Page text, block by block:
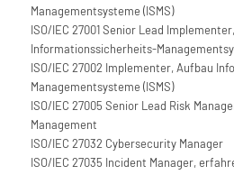
Managementsysteme (ISMS)
ISO/IEC 27001 Senior Lead
Informationssicherheits-
ISO/IEC 27002 Implementer, Aufbau
Managementsysteme (ISMS)
ISO/IEC 27005 Senior Lead Risk
Management
ISO/IEC 27032 Cybersecurity Manager
ISO/IEC 27035 Incident Manager,